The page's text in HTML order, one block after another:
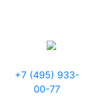
+7 (495) 933-
00-77